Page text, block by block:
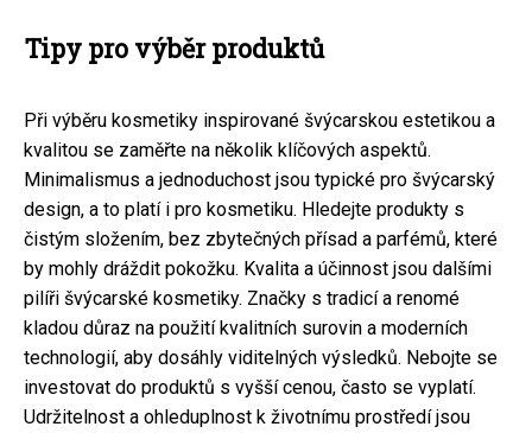
Tipy pro výběr produktů
Při výběru kosmetiky inspirované švýcarskou estetikou a
kvalitou se zaměřte na několik klíčových aspektů.
Minimalismus a jednoduchost jsou typické pro švýcarský
design, a to platí i pro kosmetiku. Hledejte produkty s
čistým složením, bez zbytečných přísad a parfémů, které
by mohly dráždit pokožku. Kvalita a účinnost jsou dalšími
pilíři švýcarské kosmetiky. Značky s tradicí a renomé
kladou důraz na použití kvalitních surovin a moderních
technologií, aby dosáhly viditelných výsledků. Nebojte se
investovat do produktů s vyšší cenou, často se vyplatí.
Udržitelnost a ohleduplnost k životnímu prostředí jsou